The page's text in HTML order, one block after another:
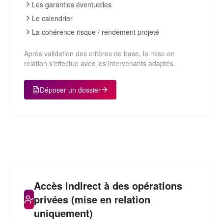
Les garanties éventuelles
Le calendrier
La cohérence risque / rendement projeté
Après validation des critères de base, la mise en
relation s'effectue avec les intervenants adaptés.
Déposer un dossier
Accès indirect à des opérations
privées (mise en relation
uniquement)